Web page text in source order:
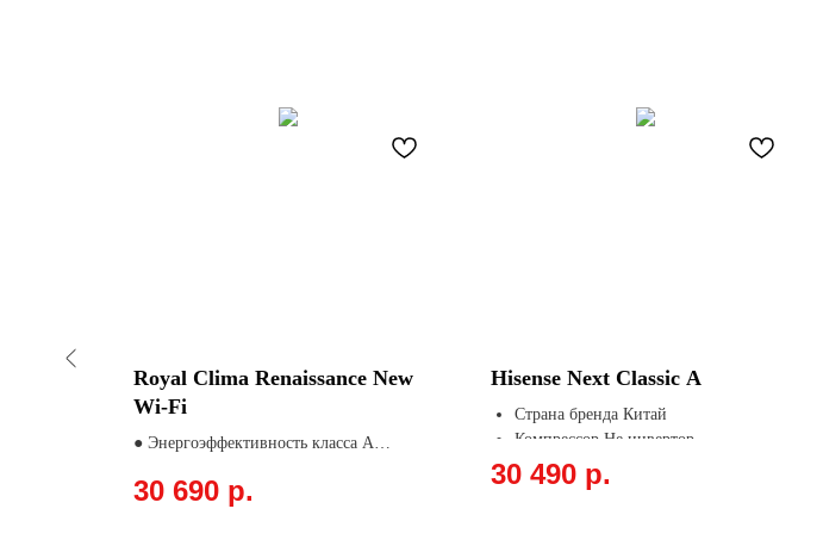
Royal Clima Renaissance New
Wi-Fi
● Энергоэффективность класса А
● Увеличенная мощность
30 690 р.
Hisense Next Classic A
Страна бренда Китай
Компрессор Не инвертор
Площадь, м² 25
Охлаждение, кВт 2.6
30 490 р.